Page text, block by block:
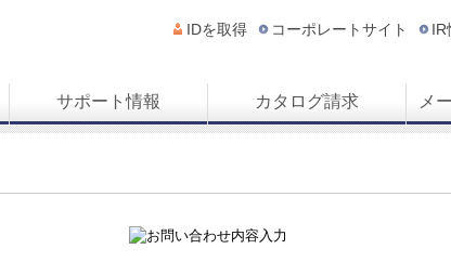
IDを取得 コーポレートサイト IR
サポート情報 カタログ請求 メ